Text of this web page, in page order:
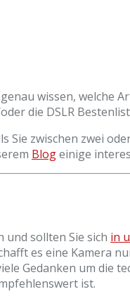
wissen, welche
die DSLR
Sie zwischen zwei
Blogeinige
sollten Sie sich in
es eine Kamera
Gedanken um die
ist.